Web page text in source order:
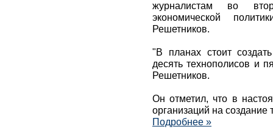
журналистам во
экономической
Решетников.
"В планах стоит
десять технополисов и
Решетников.
Он отметил, что в
организаций на создание
Подробнее »